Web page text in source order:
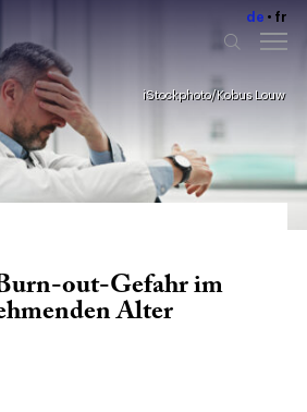
de fr
iStockphoto/Kobus Louw
out-Gefahr im
Alter